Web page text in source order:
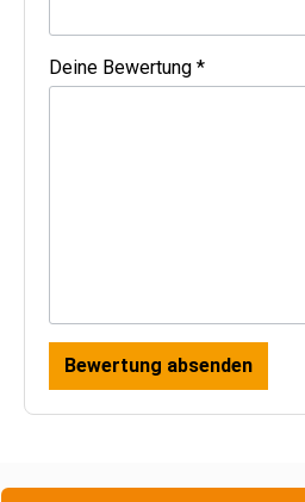
Deine Bewertung *
Bewertung absenden